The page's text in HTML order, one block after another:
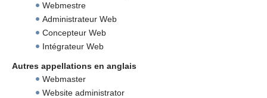
Webmestre
Administrateur Web
Concepteur Web
Intégrateur Web
Autres appellations en anglais
Webmaster
Website administrator